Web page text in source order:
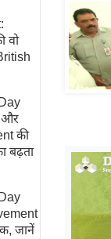
वो
और
की
बढ़ता
जानें